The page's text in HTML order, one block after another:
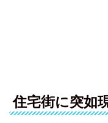
住宅街に突如